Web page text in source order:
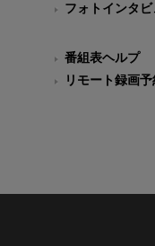
フォトインタビ
番組表ヘルプ
リモート録画